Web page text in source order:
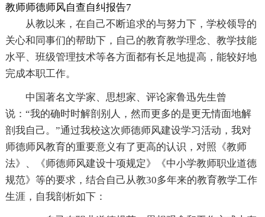
教师师德师风自查自纠报告7
从教以来，在自己不断追求的与努力下，学校领导的
关心和同事们的帮助下，自己的教育教学理念、教学技能
水平、班级管理技术等各方面都有长足地提高，能较好地
完成本职工作。
中国著名文学家、思想家、评论家鲁迅先生曾
说：“我的确时时解剖别人，然而更多的是更无情面地解
剖我自己。”通过我校这次师德师风建设学习活动，我对
师德师风教育的重要意义有了更高的认识，对照《教师
法》、《师德师风建设十项规定》《中小学教师职业道德
规范》等的要求，结合自己从教30多年来的教育教学工作
生涯，自我剖析如下：